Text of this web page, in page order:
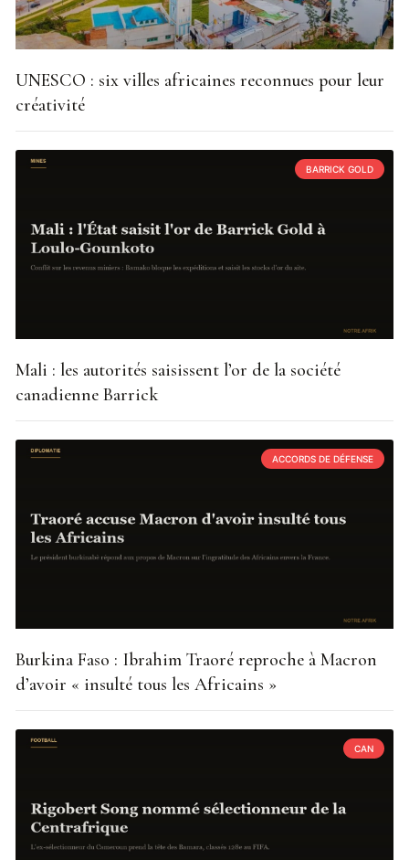
UNESCO : six villes africaines reconnues pour leur
créativité
BARRICK GOLD
Mali : les autorités saisissent l’or de la société
canadienne Barrick
ACCORDS DE DÉFENSE
Burkina Faso : Ibrahim Traoré reproche à Macron
d’avoir « insulté tous les Africains »
CAN